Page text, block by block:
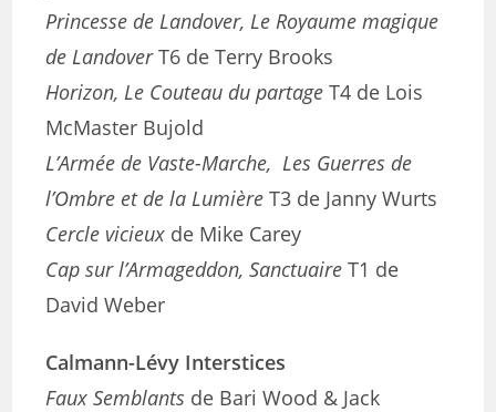
Princesse de Landover, Le Royaume magique
de LandoverT6 de Terry Brooks
Horizon, Le Couteau du partage T4 de Lois
McMaster Bujold
L’Armée de Vaste-Marche, Les Guerres de
l’Ombre et de la Lumière T3 de Janny Wurts
Cercle vicieux de Mike Carey
Cap sur l’Armageddon, Sanctuaire T1 de
David Weber
Calmann-Lévy Interstices
Faux Semblants de Bari Wood & Jack